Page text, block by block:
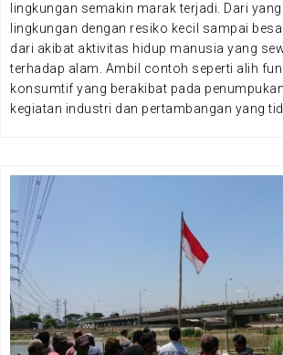
lingkungan semakin marak terjadi. Dari
lingkungan dengan resiko kecil sampai
dari akibat aktivitas hidup manusia yang
terhadap alam. Ambil contoh seperti alih
konsumtif yang berakibat pada
kegiatan industri dan pertambangan yang